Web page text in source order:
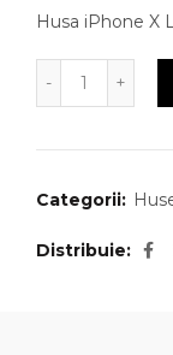
Husa iPhone X
Cantitate
Categorii:
Distribuie